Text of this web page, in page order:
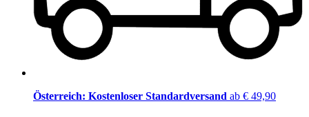
Österreich: Kostenloser Standardversand ab € 49,90